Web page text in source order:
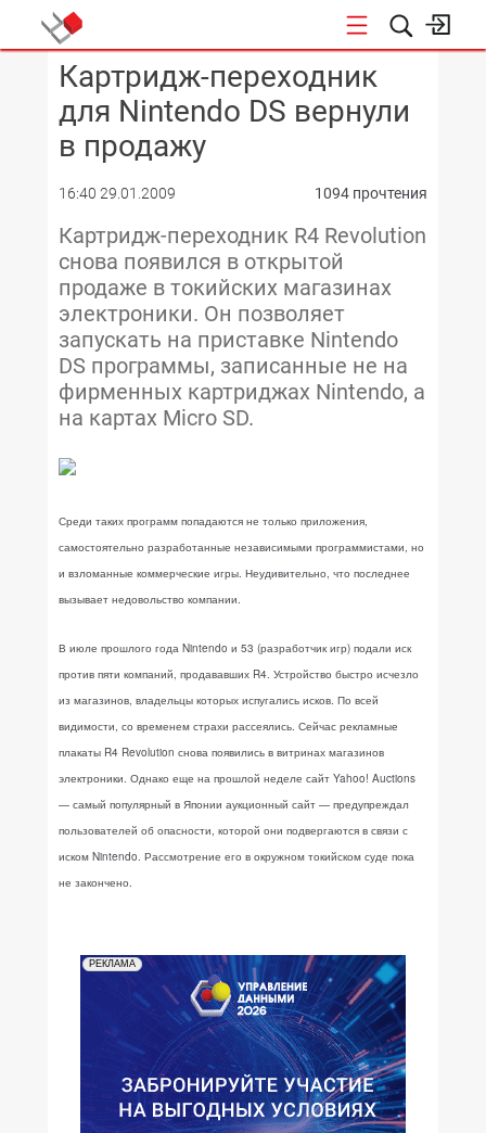
КОНФЕРЕНЦИИ
Картридж-переходник
для Nintendo DS вернули
в продажу
16:40 29.01.2009 1094 прочтения
Картридж-переходник R4 Revolution
снова появился в открытой
продаже в токийских магазинах
электроники. Он позволяет
запускать на приставке Nintendo
DS программы, записанные не на
фирменных картриджах Nintendo, а
на картах Micro SD.
Среди таких программ попадаются не только приложения,
самостоятельно разработанные независимыми программистами, но
и взломанные коммерческие игры. Неудивительно, что последнее
вызывает недовольство компании.
В июле прошлого года Nintendo и 53 (разработчик игр) подали иск
против пяти компаний, продававших R4. Устройство быстро исчезло
из магазинов, владельцы которых испугались исков. По всей
видимости, со временем страхи рассеялись. Сейчас рекламные
плакаты R4 Revolution снова появились в витринах магазинов
электроники. Однако еще на прошлой неделе сайт Yahoo! Auctions
— самый популярный в Японии аукционный сайт — предупреждал
пользователей об опасности, которой они подвергаются в связи с
иском Nintendo. Рассмотрение его в окружном токийском суде пока
не закончено.
РЕКЛАМА